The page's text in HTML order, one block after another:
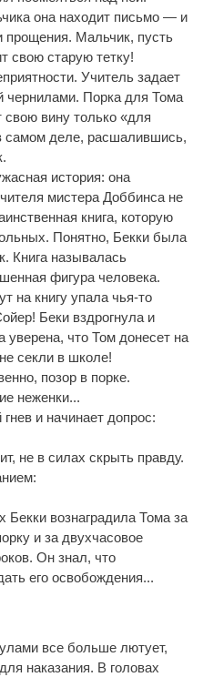
она находит письмо — и
прощения. Мальчик, пусть
свою старую тетку!
Учитель задает
чернилами. Порка для Тома
вину только «для
самом деле, расшалившись,
история: она
мистера Доббинса не
книга, которую
Понятно, Бекки была
Книга называлась
фигура человека.
на книгу упала чья-то
Беки вздрогнула и
уверена, что Том донесет на
секли в школе!
позор в порке.
неженки...
и начинает допрос:
не в силах скрыть правду.
Бекки вознаградила Тома за
и за двухчасовое
Он знал, что
его освобождения...
все больше лютует,
наказания. В головах